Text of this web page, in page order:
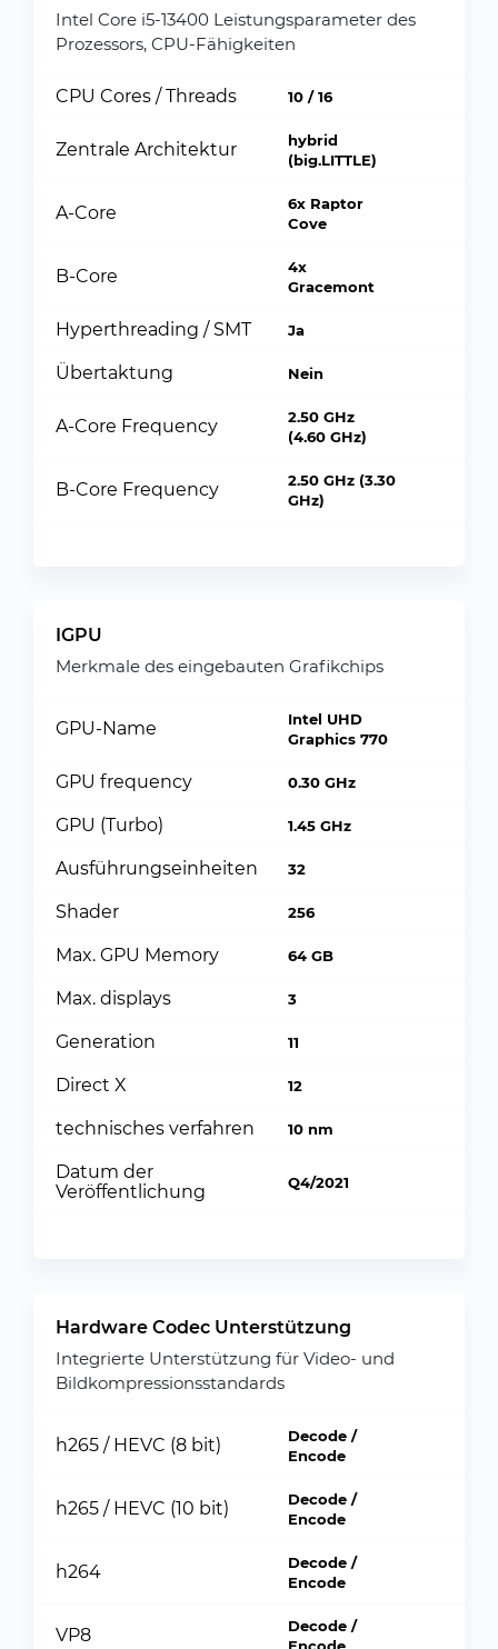
Intel Core i5-13400 Leistungsparameter des
Prozessors, CPU-Fähigkeiten
CPU Cores / Threads 10 / 16
Zentrale Architektur
hybrid
(big.LITTLE)
A-Core
6x Raptor
Cove
B-Core
4x
Gracemont
Hyperthreading / SMT Ja
Übertaktung Nein
A-Core Frequency
2.50 GHz
(4.60 GHz)
B-Core Frequency
2.50 GHz (3.30
GHz)
IGPU
Merkmale des eingebauten Grafikchips
GPU-Name
Intel UHD
Graphics 770
GPU frequency 0.30 GHz
GPU (Turbo) 1.45 GHz
Ausführungseinheiten 32
Shader 256
Max. GPU Memory 64 GB
Max. displays 3
Generation 11
Direct X 12
technisches verfahren 10 nm
Datum der
Veröffentlichung
Q4/2021
Hardware Codec Unterstützung
Integrierte Unterstützung für Video- und
Bildkompressionsstandards
h265 / HEVC (8 bit)
Decode /
Encode
h265 / HEVC (10 bit)
Decode /
Encode
h264
Decode /
Encode
VP8
Decode /